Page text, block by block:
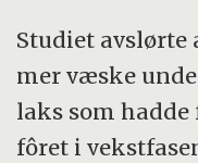
Studiet
mer væske
laks som
fôret i